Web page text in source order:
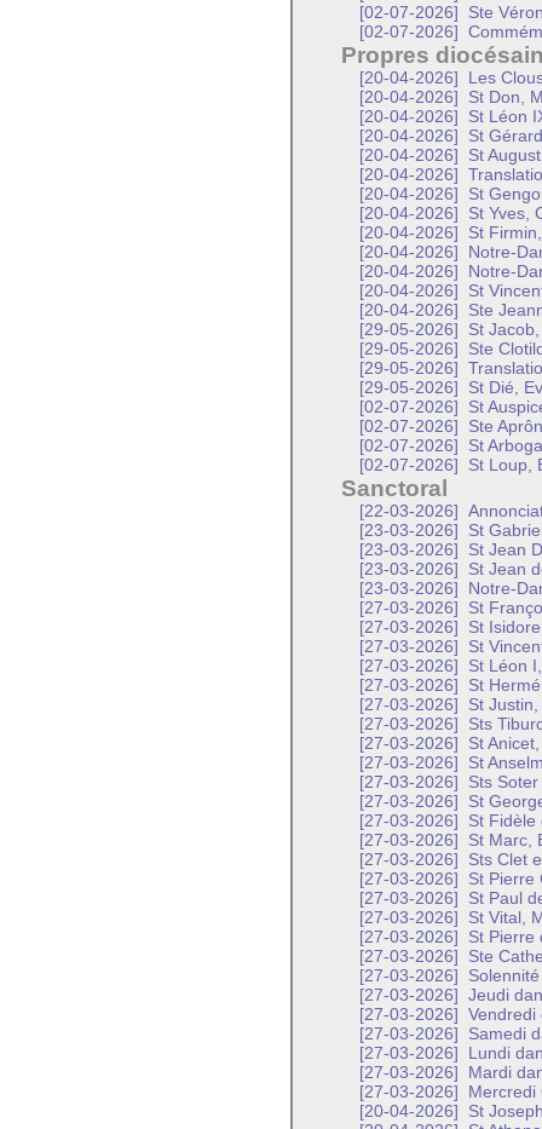
[02-07-2026]
Ste
[02-07-2026]
Propres
[20-04-2026]
Les
[20-04-2026]
St Don,
[20-04-2026]
St Léon
[20-04-2026]
St
[20-04-2026]
St
[20-04-2026]
[20-04-2026]
St
[20-04-2026]
St Yves,
[20-04-2026]
St
[20-04-2026]
Notre-
[20-04-2026]
Notre-
[20-04-2026]
St
[20-04-2026]
Ste
[29-05-2026]
St
[29-05-2026]
Ste
[29-05-2026]
[29-05-2026]
St Dié,
[02-07-2026]
St
[02-07-2026]
Ste
[02-07-2026]
St
[02-07-2026]
St Loup,
Sanctoral
[22-03-2026]
[23-03-2026]
St
[23-03-2026]
St Jean
[23-03-2026]
St Jean
[23-03-2026]
Notre-
[27-03-2026]
St
[27-03-2026]
St
[27-03-2026]
St
[27-03-2026]
St Léon
[27-03-2026]
St
[27-03-2026]
St
[27-03-2026]
Sts
[27-03-2026]
St
[27-03-2026]
St
[27-03-2026]
Sts
[27-03-2026]
St
[27-03-2026]
St Fidèle
[27-03-2026]
St Marc,
[27-03-2026]
Sts Clet
[27-03-2026]
St Pierre
[27-03-2026]
St Paul
[27-03-2026]
St Vital,
[27-03-2026]
St Pierre
[27-03-2026]
Ste
[27-03-2026]
[27-03-2026]
Jeudi
[27-03-2026]
Vendredi
[27-03-2026]
Samedi
[27-03-2026]
Lundi
[27-03-2026]
Mardi
[27-03-2026]
Mercredi
[20-04-2026]
St